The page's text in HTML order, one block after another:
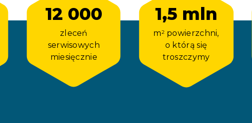
12 000
zleceń
serwisowych
miesięcznie
1,5 mln
m2powierzchni,
o którą się
troszczymy